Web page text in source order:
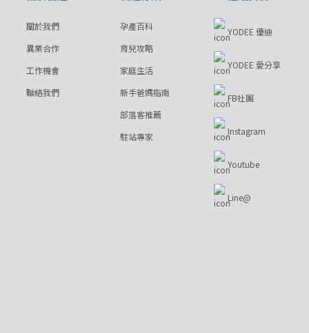
關於我們
異業合作
工作機會
聯絡我們
孕產百科
育兒攻略
家庭生活
新手爸媽指南
部落客推薦
駐站專家
YODEE 優迪
YODEE 愛分享
FB社團
Instagram
Youtube
Line@